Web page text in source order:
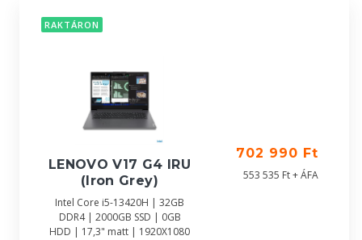
RAKTÁRON
LENOVO V17 G4 IRU
(Iron Grey)
Intel Core i5-13420H | 32GB
DDR4 | 2000GB SSD | 0GB
HDD | 17,3" matt | 1920X1080
702 990 Ft
553 535 Ft + ÁFA